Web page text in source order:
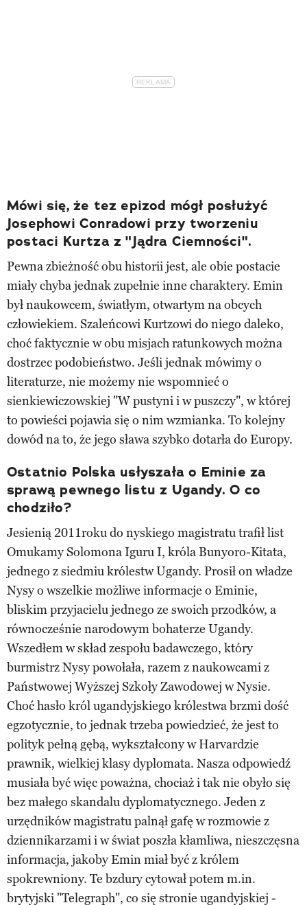
Mówi się, że tez epizod mógł posłużyć
Josephowi Conradowi przy tworzeniu
postaci Kurtza z "Jądra Ciemności".
Pewna zbieżność obu historii jest, ale obie postacie
miały chyba jednak zupełnie inne charaktery. Emin
był naukowcem, światłym, otwartym na obcych
człowiekiem. Szaleńcowi Kurtzowi do niego daleko,
choć faktycznie w obu misjach ratunkowych można
dostrzec podobieństwo. Jeśli jednak mówimy o
literaturze, nie możemy nie wspomnieć o
sienkiewiczowskiej "W pustyni i w puszczy", w której
to powieści pojawia się o nim wzmianka. To kolejny
dowód na to, że jego sława szybko dotarła do Europy.
Ostatnio Polska usłyszała o Eminie za
sprawą pewnego listu z Ugandy. O co
chodziło?
Jesienią 2011roku do nyskiego magistratu trafił list
Omukamy Solomona Iguru I, króla Bunyoro-Kitata,
jednego z siedmiu królestw Ugandy. Prosił on władze
Nysy o wszelkie możliwe informacje o Eminie,
bliskim przyjacielu jednego ze swoich przodków, a
równocześnie narodowym bohaterze Ugandy.
Wszedłem w skład zespołu badawczego, który
burmistrz Nysy powołała, razem z naukowcami z
Państwowej Wyższej Szkoły Zawodowej w Nysie.
Choć hasło król ugandyjskiego królestwa brzmi dość
egzotycznie, to jednak trzeba powiedzieć, że jest to
polityk pełną gębą, wykształcony w Harvardzie
prawnik, wielkiej klasy dyplomata. Nasza odpowiedź
musiała być więc poważna, chociaż i tak nie obyło się
bez małego skandalu dyplomatycznego. Jeden z
urzędników magistratu palnął gafę w rozmowie z
dziennikarzami i w świat poszła kłamliwa, nieszczęsna
informacja, jakoby Emin miał być z królem
spokrewniony. Te bzdury cytował potem m.in.
brytyjski "Telegraph", co się stronie ugandyjskiej -